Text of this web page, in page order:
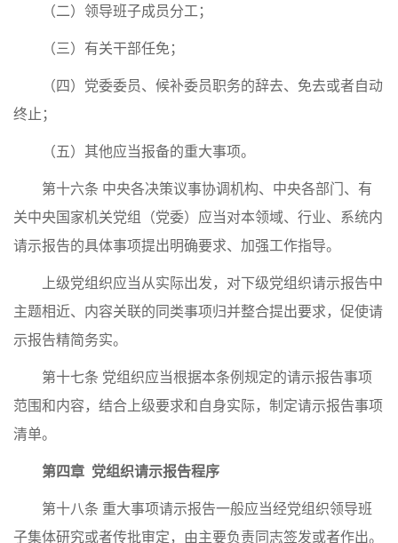
（二）领导班子成员分工；
（三）有关干部任免；
（四）党委委员、候补委员职务的辞去、免去或者自动
终止；
（五）其他应当报备的重大事项。
第十六条 中央各决策议事协调机构、中央各部门、有
关中央国家机关党组（党委）应当对本领域、行业、系统内
请示报告的具体事项提出明确要求、加强工作指导。
上级党组织应当从实际出发，对下级党组织请示报告中
主题相近、内容关联的同类事项归并整合提出要求，促使请
示报告精简务实。
第十七条 党组织应当根据本条例规定的请示报告事项
范围和内容，结合上级要求和自身实际，制定请示报告事项
清单。
第四章 党组织请示报告程序
第十八条 重大事项请示报告一般应当经党组织领导班
子集体研究或者传批审定，由主要负责同志签发或者作出。